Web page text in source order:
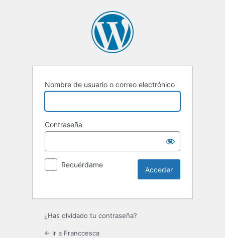
Nombre de usuario o correo electrónico
Contraseña
Recuérdame
¿Has olvidado tu contraseña?
← Ir a Franccesca